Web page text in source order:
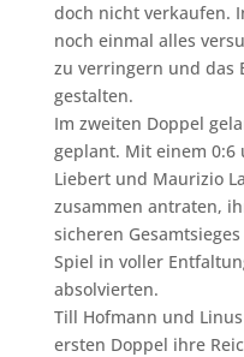
doch nicht verkaufen.
noch einmal alles
zu verringern und das
gestalten.
Im zweiten Doppel
geplant. Mit einem 0:6
Liebert und Maurizio
zusammen antraten,
sicheren
Spiel in voller
absolvierten.
Till Hofmann und
ersten Doppel ihre